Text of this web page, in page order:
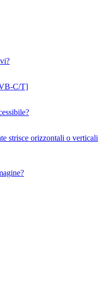
C/T]
strisce orizzontali o verticali